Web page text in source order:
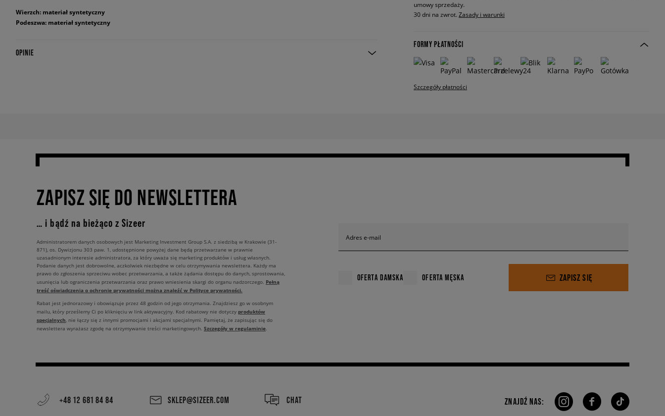
Wierzch: materiał syntetyczny
Podeszwa: materiał syntetyczny
OPINIE
umowy sprzedaży.
30 dni na zwrot. Zasady i warunki
FORMY PŁATNOŚCI
Szczegóły płatności
ZAPISZ SIĘ DO NEWSLETTERA
… i bądź na bieżąco z Sizeer
Adres e-mail
OFERTA DAMSKA OFERTA MĘSKA ZAPISZ SIĘ
Administratorem danych osobowych jest Marketing Investment Group S.A. z siedzibą w Krakowie (31-
871), os. Dywizjonu 303 paw. 1, udostępnione powyżej dane będą przetwarzane w prawnie
uzasadnionym interesie administratora, za który uważa się marketing produktów i usług własnych.
Podanie danych jest dobrowolne, aczkolwiek niezbędne w celu otrzymywania newslettera. Każdy ma
prawo do zgłoszenia sprzeciwu wobec przetwarzania, a także żądania dostępu do danych, sprostowania,
usunięcia lub ograniczenia przetwarzania oraz prawo wniesienia skargi do organu nadzorczego. Pełną
treść oświadczenia o ochronie prywatności można znaleźć w Polityce prywatności.
Rabat jest jednorazowy i obowiązuje przez 48 godzin od jego otrzymania. Znajdziesz go w osobnym
mailu, który prześlemy Ci po kliknięciu w link aktywacyjny. Kod rabatowy nie dotyczy produktów
specjalnych, nie łączy się z innymi promocjami i akcjami specjalnymi. Pamiętaj, że zapisując się do
newslettera wyrażasz zgodę na otrzymywanie treści marketingowych. Szczegóły w regulaminie.
+48 12 681 84 84 SKLEP@SIZEER.COM CHAT ZNAJDŹ NAS: